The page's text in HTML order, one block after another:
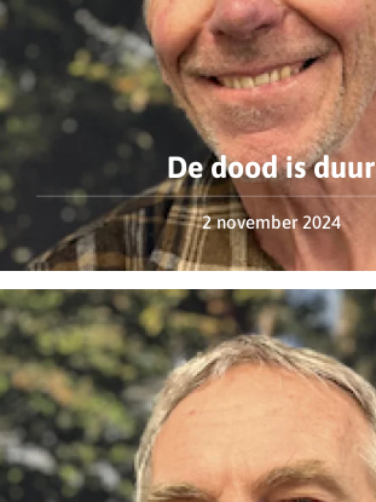
De dood is duur
2 november 2024